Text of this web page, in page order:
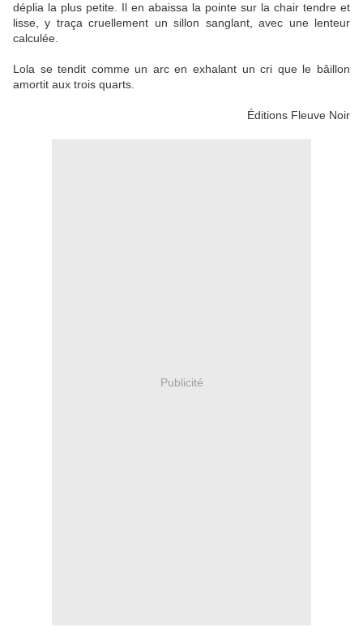
déplia la plus petite. Il en abaissa la pointe sur la chair tendre et
lisse, y traça cruellement un sillon sanglant, avec une lenteur
calculée.
Lola se tendit comme un arc en exhalant un cri que le bâillon
amortit aux trois quarts.
Éditions Fleuve Noir
Publicité